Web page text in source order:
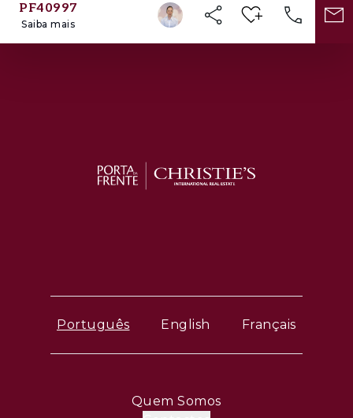
PF40997
Saiba mais
Português English Français
Quem Somos